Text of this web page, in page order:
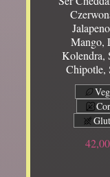
Mango,
Kolendra,
Chipotle,